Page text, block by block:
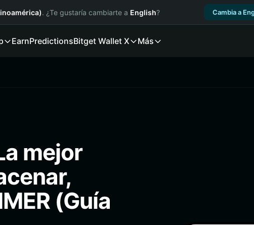
. ¿Te gustaría cambiarte a English? Cambia a
EarnPredictionsBitget Wallet X Más
mejor
(Guía